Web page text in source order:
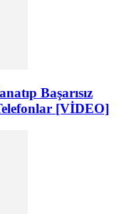
Başarısız
[VİDEO]